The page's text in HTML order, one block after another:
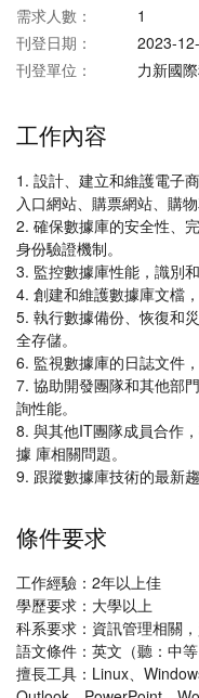
需求人數：
1
刊登日期：
2023-
刊登單位：
力新國
工作內容
1. 設計、建立和維護電子
入口網站、購票網站、購
2. 確保數據庫的安全性、
身份驗證機制。
3. 監控數據庫性能，識別
4. 創建和維護數據庫文檔
5. 執行數據備份、恢復和
全存儲。
6. 監視數據庫的日誌文件
7. 協助開發團隊和其他部
詢性能。
8. 與其他IT團隊成員合作
據 庫相關問題。
9. 跟蹤數據庫技術的最新
條件要求
工作經驗：2年以上佳
學歷要求：大學以上
科系要求：資訊管理相關
語文條件：英文（聽：中
擅長工具：Linux、